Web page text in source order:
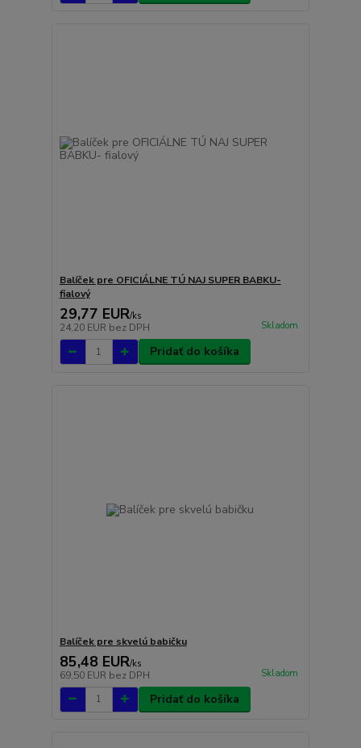
Balíček pre OFICIÁLNE TÚ NAJ SUPER BABKU-
fialový
29,77 EUR/ks
24,20 EUR bez DPH Skladom
Pridať do košíka
Balíček pre skvelú babičku
85,48 EUR/ks
69,50 EUR bez DPH Skladom
Pridať do košíka